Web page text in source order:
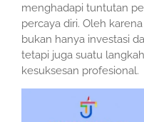
menghadapi tuntutan
percaya diri. Oleh
bukan hanya investasi
tetapi juga suatu
kesuksesan profesional.